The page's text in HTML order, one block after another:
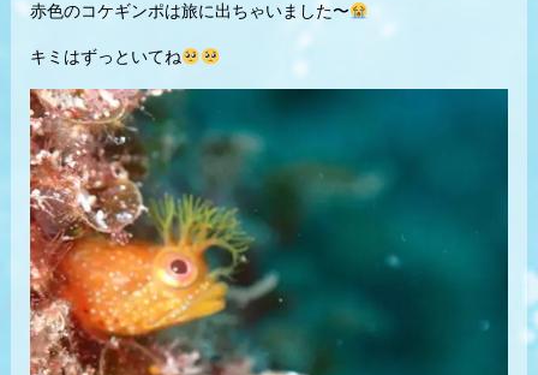
赤色のコケギンポは旅に出ちゃいました〜
キミはずっといてね